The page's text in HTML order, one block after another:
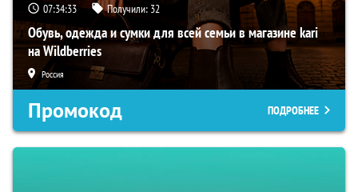
07:34:33 Получили: 32
Обувь, одежда и сумки для всей семьи в магазине kari
на Wildberries
Россия
Промокод ПОДРОБНЕЕ